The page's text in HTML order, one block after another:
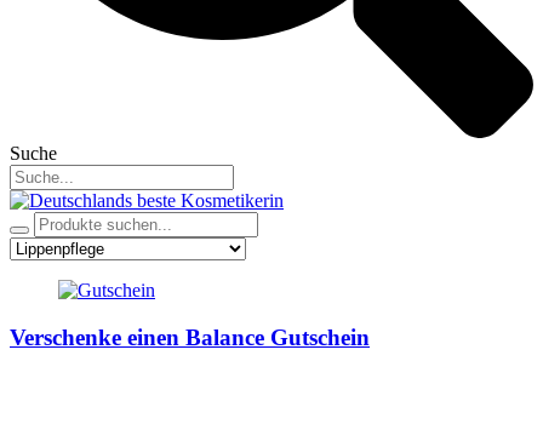
Suche
Verschenke einen Balance Gutschein